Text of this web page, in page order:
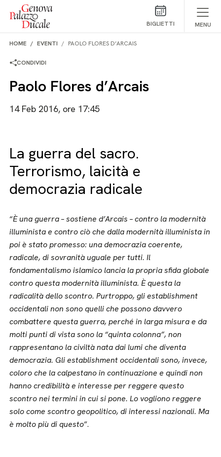
Salta al contenuto
BIGLIETTI MENU
HOME EVENTI PAOLO FLORES D’ARCAIS
CONDIVIDI
Paolo Flores d’Arcais
14 Feb 2016, ore 17:45
La guerra del sacro.
Terrorismo, laicità e
democrazia radicale
“È una guerra – sostiene d’Arcais – contro la modernità
illuminista e contro ciò che dalla modernità illuminista in
poi è stato promesso: una democrazia coerente,
radicale, di sovranità uguale per tutti. Il
fondamentalismo islamico lancia la propria sfida globale
contro questa modernità illuminista. È questa la
radicalità dello scontro. Purtroppo, gli establishment
occidentali non sono quelli che possono davvero
combattere questa guerra, perché in larga misura e da
molti punti di vista sono la “quinta colonna”, non
rappresentano la civiltà nata dai lumi che diventa
democrazia. Gli establishment occidentali sono, invece,
coloro che la calpestano in continuazione e quindi non
hanno credibilità e interesse per reggere questo
scontro nei termini in cui si pone. Lo vogliono reggere
solo come scontro geopolitico, di interessi nazionali. Ma
è molto più di questo”.